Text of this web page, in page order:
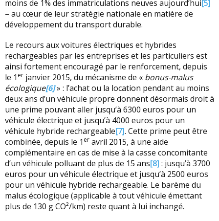
moins de 1% des immatriculations neuves aujourd’hui[5]
– au cœur de leur stratégie nationale en matière de
développement du transport durable.
Le recours aux voitures électriques et hybrides
rechargeables par les entreprises et les particuliers est
ainsi fortement encouragé par le renforcement, depuis
le 1 er janvier 2015, du mécanisme de « bonus-malus
écologique[6]» : l’achat ou la location pendant au moins
deux ans d’un véhicule propre donnent désormais droit à
une prime pouvant aller jusqu’à 6300 euros pour un
véhicule électrique et jusqu’à 4000 euros pour un
véhicule hybride rechargeable[7]. Cette prime peut être
combinée, depuis le 1 er avril 2015, à une aide
complémentaire en cas de mise à la casse concomitante
d’un véhicule polluant de plus de 15 ans[8] : jusqu’à 3700
euros pour un véhicule électrique et jusqu’à 2500 euros
pour un véhicule hybride rechargeable. Le barème du
malus écologique (applicable à tout véhicule émettant
plus de 130 g CO²/km) reste quant à lui inchangé.